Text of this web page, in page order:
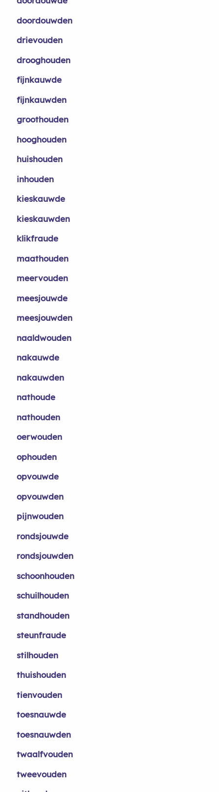
doordouwden
drievouden
drooghouden
fijnkauwde
fijnkauwden
groothouden
hooghouden
huishouden
inhouden
kieskauwde
kieskauwden
klikfraude
maathouden
meervouden
meesjouwde
meesjouwden
naaldwouden
nakauwde
nakauwden
nathoude
nathouden
oerwouden
ophouden
opvouwde
opvouwden
pijnwouden
rondsjouwde
rondsjouwden
schoonhouden
schuilhouden
standhouden
steunfraude
stilhouden
thuishouden
tienvouden
toesnauwde
toesnauwden
twaalfvouden
tweevouden